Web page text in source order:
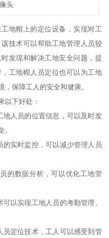
头
地帽上的定位设备，实现对工
技术可以帮助工地管理人员较
发现和解决工地安全问题，提
工地帽人员定位也可以为工地
，保障工人的安全和健康。
以下好处：
地人员的位置信息，可以及时发
。
实时监控，可以减少管理人员
的数据分析，可以优化工地管
以实现工地人员的考勤管理、
定位技术，工人可以感受到管